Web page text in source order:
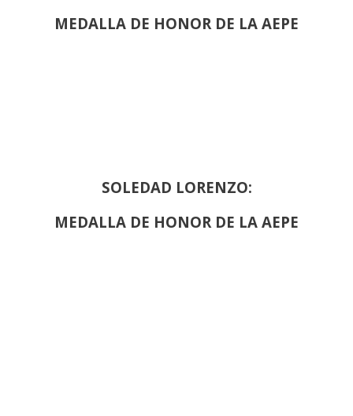
MEDALLA DE HONOR DE LA AEPE
SOLEDAD LORENZO:
MEDALLA DE HONOR DE LA AEPE